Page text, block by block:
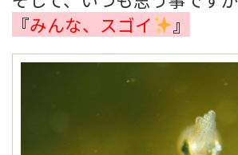
『みんな、スゴイ 』